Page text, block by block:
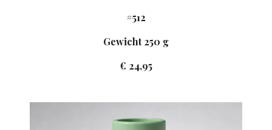
#512
Gewicht 250 g
€ 24,95